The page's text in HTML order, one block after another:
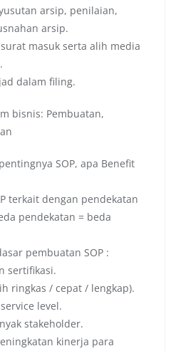
arsip, penilaian,
arsip.
masuk serta alih media
dalam filing.
bisnis: Pembuatan,
SOP, apa Benefit
terkait dengan pendekatan
pendekatan = beda
pembuatan SOP :
sertifikasi.
ringkas / cepat / lengkap).
level.
stakeholder.
kinerja para